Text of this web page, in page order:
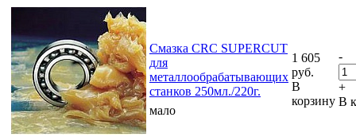
Смазка CRC SUPERCUT
для
металлообрабатывающих
станков 250мл./220г.
мало
1 605
руб.
В
корзину
-
+
В